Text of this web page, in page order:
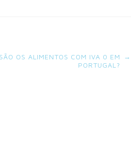
OS ALIMENTOS COM IVA 0 EM
PORTUGAL?
→